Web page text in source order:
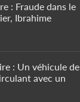
: Fraude dans le
Ibrahime
: Un véhicule de
avec un